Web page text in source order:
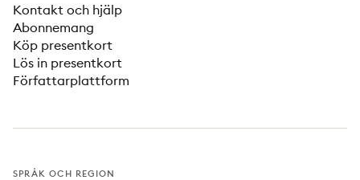
Kontakt och hjälp
Abonnemang
Köp presentkort
Lös in presentkort
Författarplattform
SPRÅK OCH REGION